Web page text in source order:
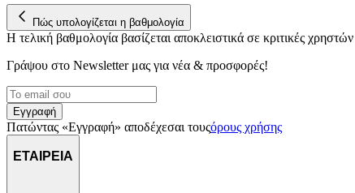
Πώς υπολογίζεται η βαθμολογία
Η τελική βαθμολογία βασίζεται αποκλειστικά σε κριτικές
Γράψου στο Νewsletter μας για νέα & προσφορές!
Εγγραφή
Πατώντας «Εγγραφή» αποδέχεσαι τουςόρους χρήσης
ΕΤΑΙΡΕΙΑ